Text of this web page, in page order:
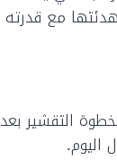
مع قدرته
التقشير بعد
اليوم.